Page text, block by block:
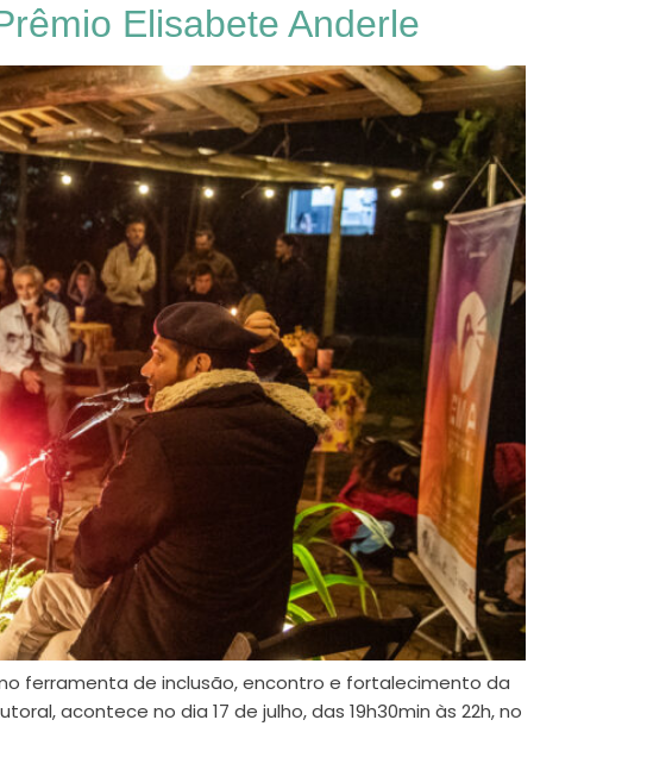
Elisabete Anderle
ferramenta de inclusão, encontro e fortalecimento da
acontece no dia 17 de julho, das 19h30min às 22h, no